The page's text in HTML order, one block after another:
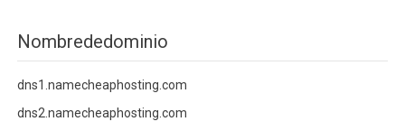
Nombrededominio
dns1.namecheaphosting.com
dns2.namecheaphosting.com